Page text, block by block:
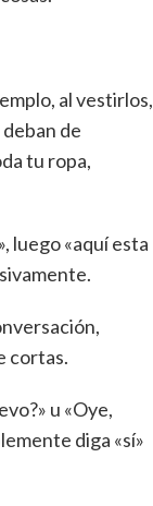
al vestirlos,
de
tu ropa,
luego «aquí esta
cortas.
u «Oye,
diga «sí»